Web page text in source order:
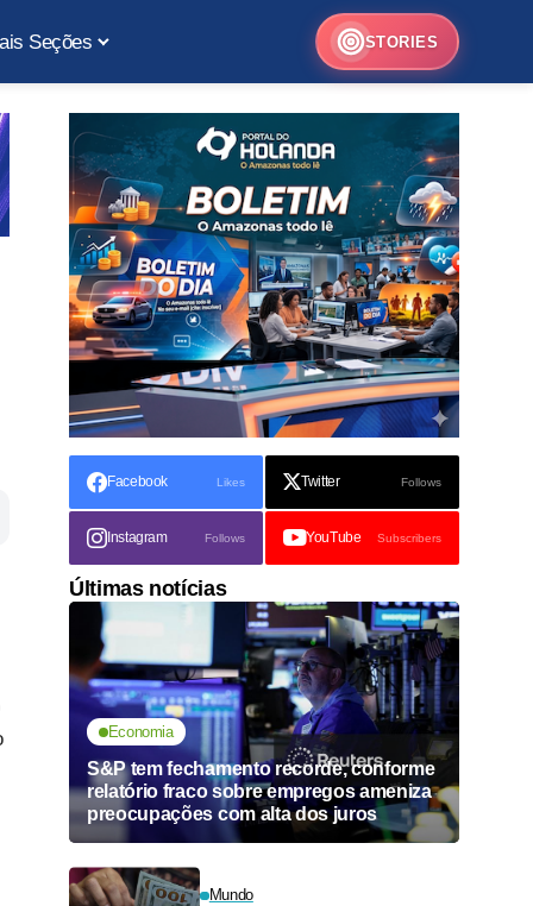
Seções STORIES
Facebook Likes Twitter Follows
Instagram Follows YouTube Subscribers
Últimas notícias
Economia
S&P tem fechamento recorde, conforme
relatório fraco sobre empregos ameniza
preocupações com alta dos juros
Mundo